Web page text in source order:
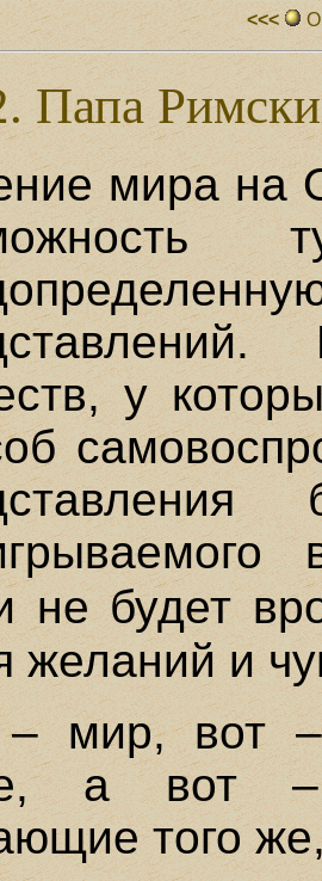
<<<
Папа
мира на
у
не будет
желаний и
– мир, вот
а вот –
того